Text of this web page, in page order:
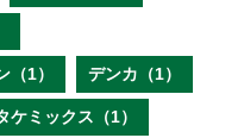
（1） デンカ（1）
ケミックス（1）